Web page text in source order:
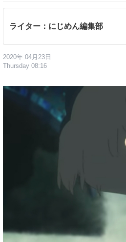
ライター：にじめん編集部
2020年 04月23日
Thursday 08:16